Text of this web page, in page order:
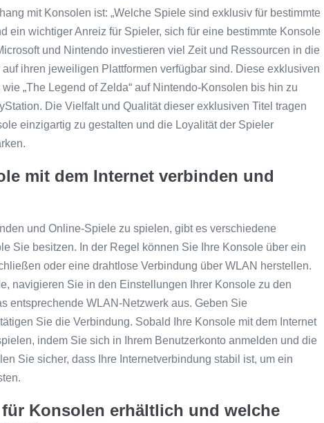
mit Konsolen ist: „Welche Spiele sind exklusiv für bestimmte
ein wichtiger Anreiz für Spieler, sich für eine bestimmte Konsole
und Nintendo investieren viel Zeit und Ressourcen in die
ihren jeweiligen Plattformen verfügbar sind. Diese exklusiven
„The Legend of Zelda“ auf Nintendo-Konsolen bis hin zu
Die Vielfalt und Qualität dieser exklusiven Titel tragen
einzigartig zu gestalten und die Loyalität der Spieler
mit dem Internet verbinden und
und Online-Spiele zu spielen, gibt es verschiedene
Sie besitzen. In der Regel können Sie Ihre Konsole über ein
oder eine drahtlose Verbindung über WLAN herstellen.
navigieren Sie in den Einstellungen Ihrer Konsole zu den
entsprechende WLAN-Netzwerk aus. Geben Sie
Sie die Verbindung. Sobald Ihre Konsole mit dem Internet
indem Sie sich in Ihrem Benutzerkonto anmelden und die
Sie sicher, dass Ihre Internetverbindung stabil ist, um ein
Konsolen erhältlich und welche